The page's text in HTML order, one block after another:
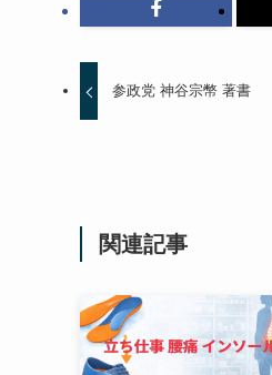
参政党 神谷宗幣 著書
関連記事